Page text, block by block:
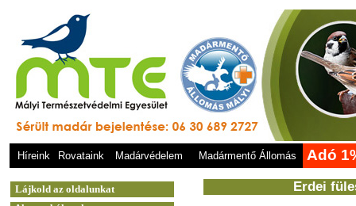
Híreink Rovataink Madárvédelem Madármentő Állomás Adó
Erdei